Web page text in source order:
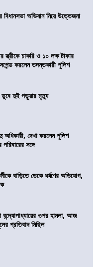
বিধানসভা অভিযান নিয়ে উত্তেজনা
স্ত্রীকে চাকরি ও ১০ লক্ষ টাকার
করলেন তদন্তকারী পুলিশ
দুই পড়ুয়ার মৃত্যু
অধিকারী, দেখা করলেন পুলিশ
সঙ্গে
বাড়িতে ডেকে ধর্ষণের অভিযোগ,
বন্দ্যোপাধ্যায়ের ওপর হামলা, আজ
প্রতিবাদ মিছিল